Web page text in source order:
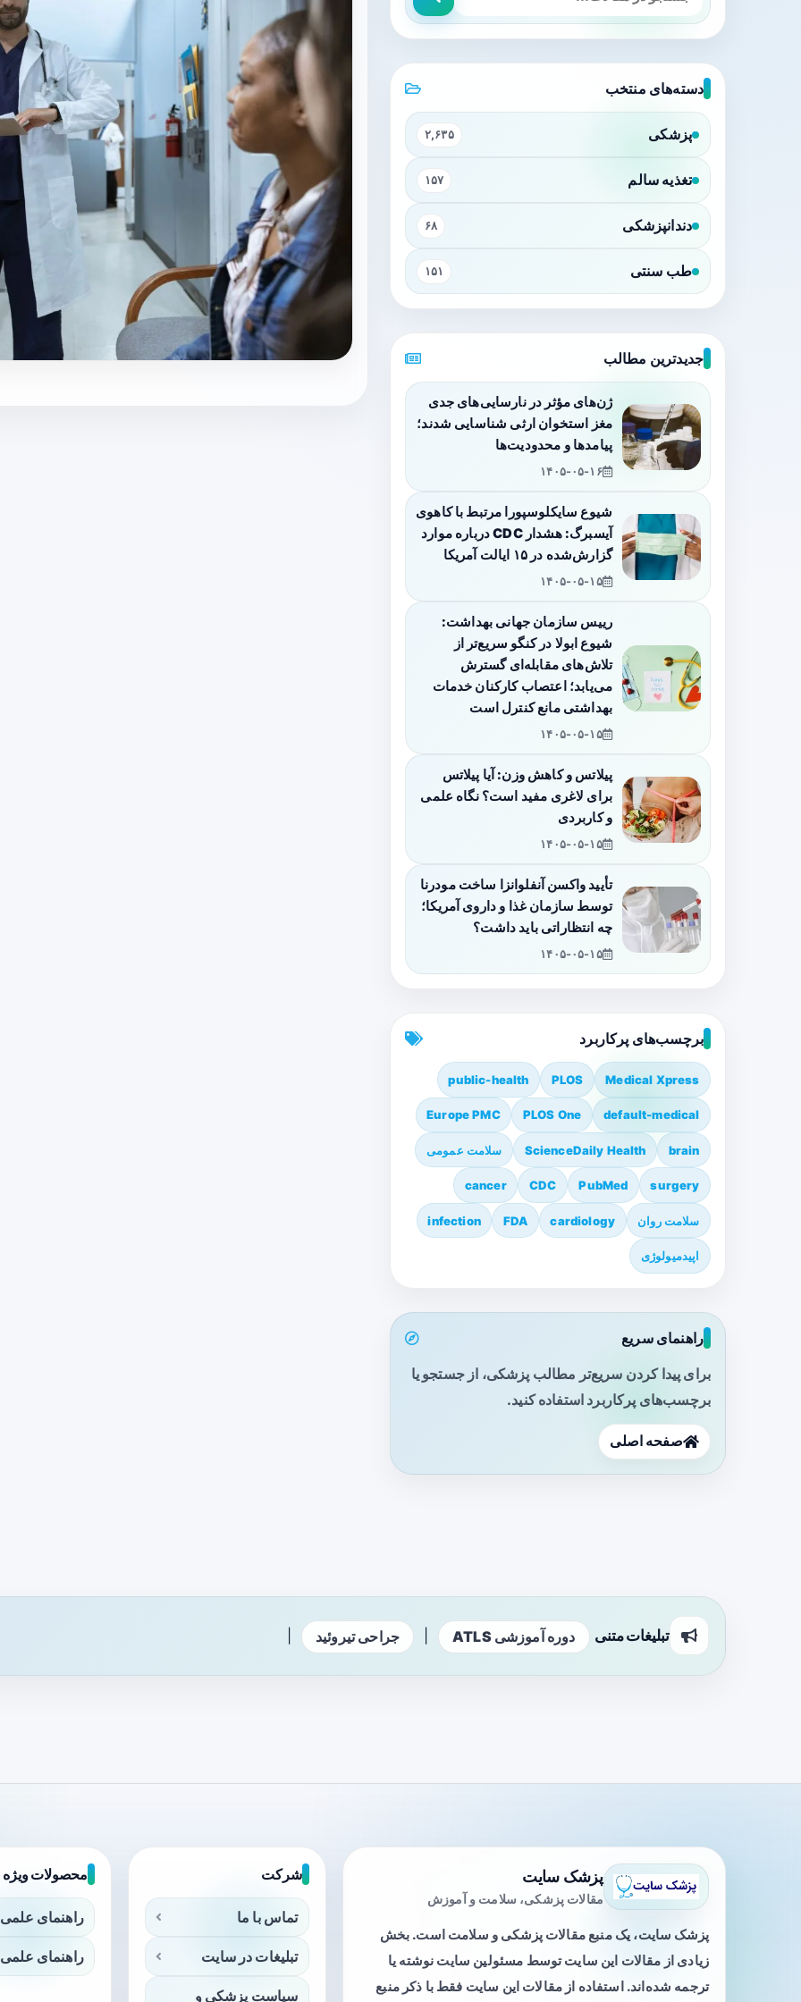
دسته‌های منتخب
پزشکی ۲,۶۳۵
تغذیه سالم ۱۵۷
دندانپزشکی ۶۸
طب سنتی ۱۵۱
جدیدترین مطالب
ژن‌های مؤثر در نارسایی‌های جدی
مغز استخوان ارثی شناسایی شدند؛
پیامدها و محدودیت‌ها
۱۴۰۵-۰۵-۱۶
شیوع سایکلوسپورا مرتبط با کاهوی
آیسبرگ: هشدار CDC درباره موارد
گزارش‌شده در ۱۵ ایالت آمریکا
۱۴۰۵-۰۵-۱۵
رییس سازمان جهانی بهداشت:
شیوع ابولا در کنگو سریع‌تر از
تلاش‌های مقابله‌ای گسترش
می‌یابد؛ اعتصاب کارکنان خدمات
بهداشتی مانع کنترل است
۱۴۰۵-۰۵-۱۵
پیلاتس و کاهش وزن: آیا پیلاتس
برای لاغری مفید است؟ نگاه علمی
و کاربردی
۱۴۰۵-۰۵-۱۵
تأیید واکسن آنفلوانزا ساخت مودرنا
توسط سازمان غذا و داروی آمریکا؛
چه انتظاراتی باید داشت؟
۱۴۰۵-۰۵-۱۵
برچسب‌های پرکاربرد
Medical Xpress
PLOS
public-health
default-medical
PLOS One
Europe PMC
brain
ScienceDaily Health سلامت عمومی
surgery
PubMed
CDC
cancer
سلامت روان cardiology
FDA
infection
اپیدمیولوژی
راهنمای سریع
برای پیدا کردن سریع‌تر مطالب پزشکی، از جستجو یا
برچسب‌های پرکاربرد استفاده کنید.
صفحه اصلی
تبلیغات متنی دوره آموزشی ATLS جراحی تیروئید
پزشک سایت
مقالات پزشکی، سلامت و آموزش
پزشک سایت، یک منبع مقالات پزشکی و سلامت است. بخش
زیادی از مقالات این سایت توسط مسئولین سایت نوشته یا
ترجمه شده‌اند. استفاده از مقالات این سایت فقط با ذکر منبع
شرکت
تماس با ما
تبلیغات در سایت
سیاست پزشکی و
محصولات ویژه
راهنمای
راهنمای